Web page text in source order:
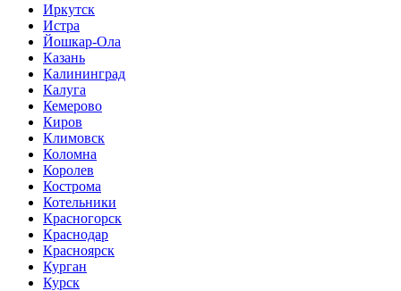
Иркутск
Истра
Йошкар-Ола
Казань
Калининград
Калуга
Кемерово
Киров
Климовск
Коломна
Королев
Кострома
Котельники
Красногорск
Краснодар
Красноярск
Курган
Курск